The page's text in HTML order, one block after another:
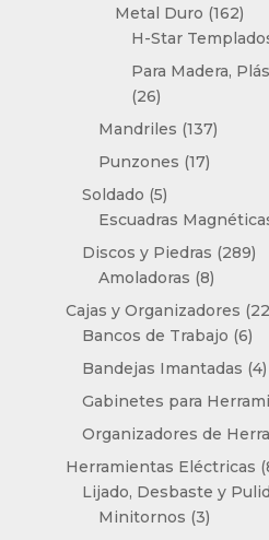
Metal Duro 162162
H-Star
Para Madera,
2626
productos
Mandriles 137137
Punzones 1717
Soldado 55
productos
Escuadras
Discos y Piedras 289289
Amoladoras 88
Cajas y Organizadores 22
Bancos de Trabajo 66
Bandejas Imantadas 44
Gabinetes para
Organizadores de
Herramientas Eléctricas
Lijado, Desbaste y
Minitornos 33